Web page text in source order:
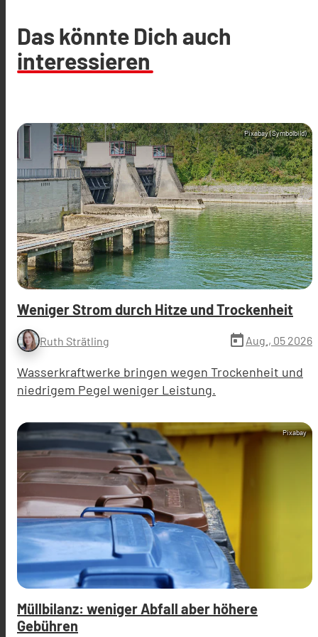
Das könnte Dich auch
interessieren
Pixabay (Symbolbild)
Weniger Strom durch Hitze und Trockenheit
Ruth Strätling today Aug., 05 2026
Wasserkraftwerke bringen wegen Trockenheit und
niedrigem Pegel weniger Leistung.
Pixabay
Müllbilanz: weniger Abfall aber höhere
Gebühren